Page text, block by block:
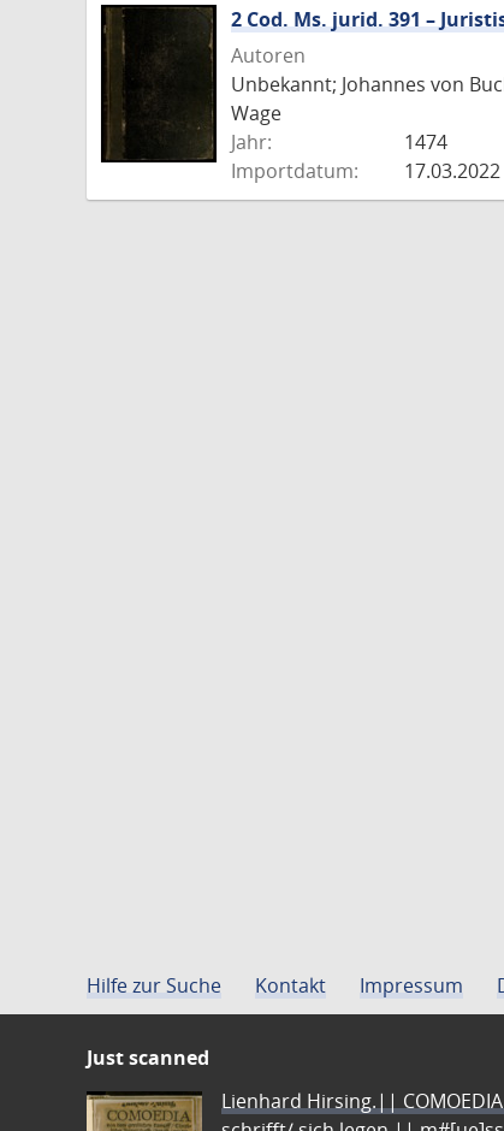
2 Cod. Ms. jurid. 391 –
Autoren
Unbekannt; Johannes von
Wage
Jahr:
1474
Importdatum:
17.03.2022
Hilfe zur Suche Kontakt Impressum
Just scanned
Lienhard Hirsing.||